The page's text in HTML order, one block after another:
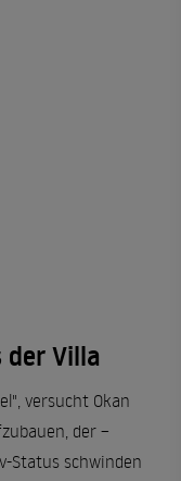
Villa
versucht Okan
der –
Status schwinden